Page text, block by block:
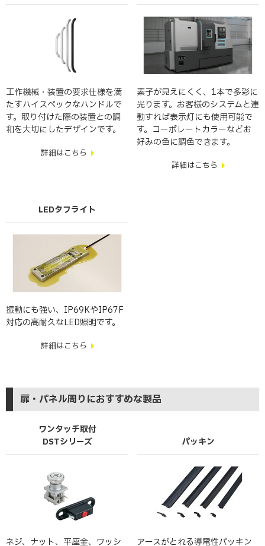
工作機械・装置の要求仕様を満
たすハイスペックなハンドルで
す。取り付けた際の装置との調
和を大切にしたデザインです。
詳細はこちら
素子が見えにくく、1本で多彩に
光ります。お客様のシステムと連
動すれば表示灯にも使用可能で
す。コーポレートカラーなどお
好みの色に調色できます。
詳細はこちら
LEDタフライト
振動にも強い、IP69KやIP67F
対応の高耐久なLED照明です。
詳細はこちら
扉・パネル周りにおすすめな製品
ワンタッチ取付
DSTシリーズ
ネジ、ナット、平座金、ワッシ
パッキン
アースがとれる導電性パッキン